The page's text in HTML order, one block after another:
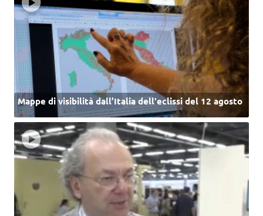
Mappe di visibilità dall’Italia dell'eclissi del 12 agosto